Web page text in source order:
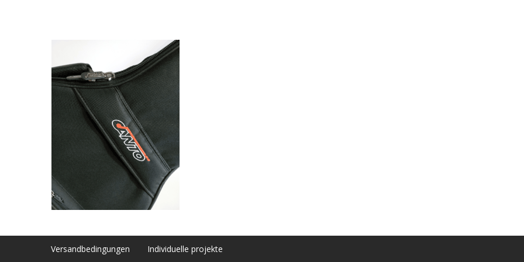
Versandbedingungen Individuelle projekte